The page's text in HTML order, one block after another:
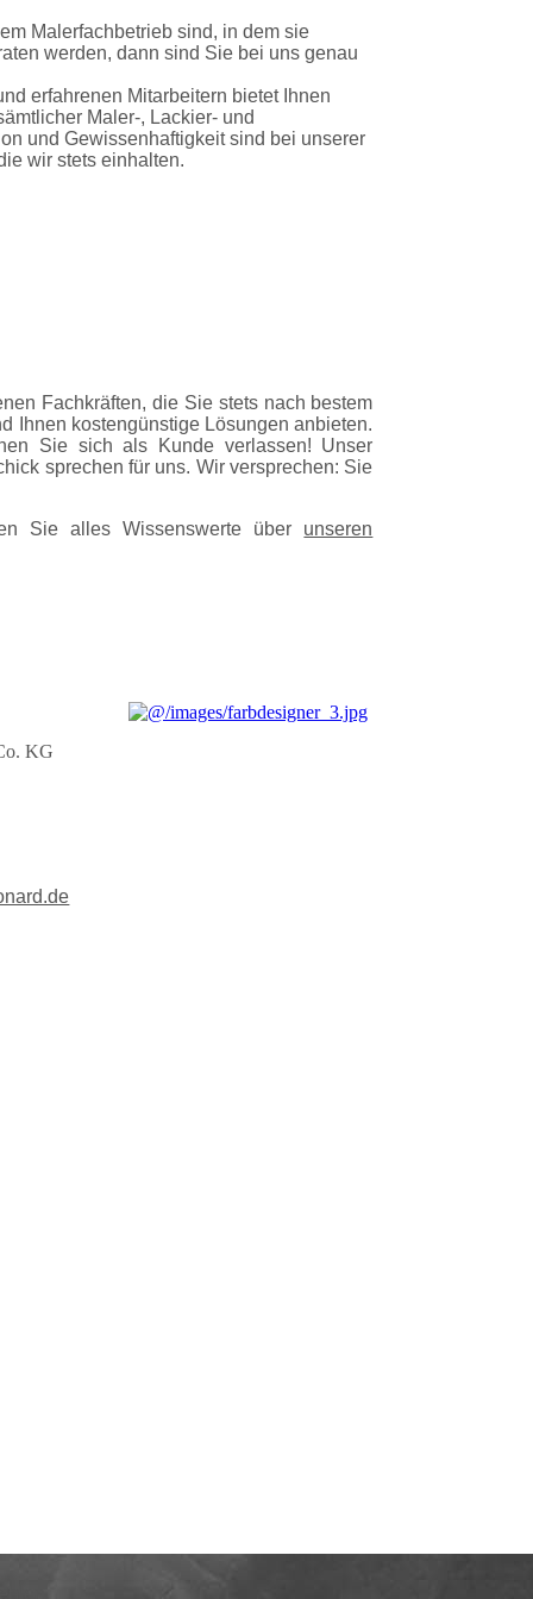
Malerfachbetrieb sind, in dem sie
werden, dann sind Sie bei uns genau
erfahrenen Mitarbeitern bietet Ihnen
Maler-, Lackier- und
und Gewissenhaftigkeit sind bei unserer
wir stets einhalten.
Fachkräften, die Sie stets nach bestem
Ihnen kostengünstige Lösungen anbieten.
Sie sich als Kunde verlassen! Unser
sprechen für uns. Wir versprechen: Sie
Sie alles Wissenswerte über unseren
KG